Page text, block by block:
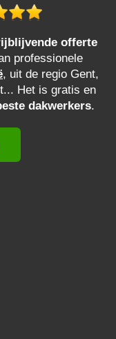
offerte
professionele
, uit de regio Gent,
Het is gratis en
dakwerkers.